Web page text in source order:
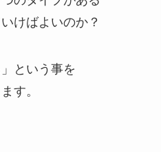
けばよいのか？
という事を
す。